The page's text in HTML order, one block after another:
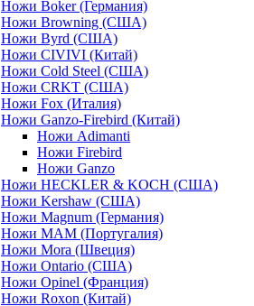
Ножи Boker (Германия)
Ножи Browning (США)
Ножи Byrd (США)
Ножи CIVIVI (Китай)
Ножи Cold Steel (США)
Ножи CRKT (США)
Ножи Fox (Италия)
Ножи Ganzo-Firebird (Китай)
Ножи Adimanti
Ножи Firebird
Ножи Ganzo
Ножи HECKLER & KOCH (США)
Ножи Kershaw (США)
Ножи Magnum (Германия)
Ножи MAM (Португалия)
Ножи Mora (Швеция)
Ножи Ontario (США)
Ножи Opinel (Франция)
Ножи Roxon (Китай)